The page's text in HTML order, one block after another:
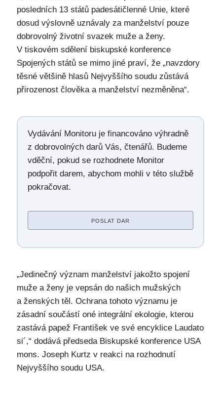
posledních 13 států padesátičlenné Unie, které
dosud výslovně uznávaly za manželství pouze
dobrovolný životní svazek muže a ženy.
V tiskovém sdělení biskupské konference
Spojených států se mimo jiné praví, že „navzdory
těsné většině hlasů Nejvyššího soudu zůstává
přirozenost člověka a manželství nezměněna“.
Vydávání Monitoru je financováno výhradně
z dobrovolných darů Vás, čtenářů. Budeme
vděční, pokud se rozhodnete Monitor
podpořit darem, abychom mohli v této službě
pokračovat.
POSLAT DAR
„Jedinečný význam manželství jakožto spojení
muže a ženy je vepsán do našich mužských
a ženských těl. Ochrana tohoto významu je
zásadní součástí oné integrální ekologie, kterou
zastává papež František ve své encyklice Laudato
si´,“ dodává předseda Biskupské konference USA
mons. Joseph Kurtz v reakci na rozhodnutí
Nejvyššího soudu USA.